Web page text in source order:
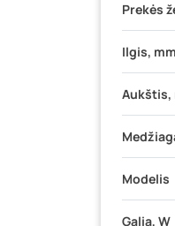
Prekės
Ilgis, mm
Aukštis,
Modelis
Galia, W